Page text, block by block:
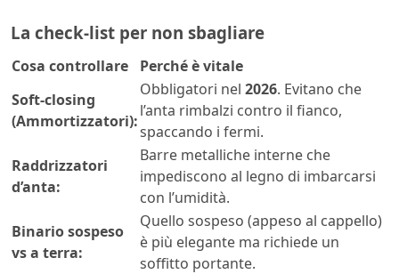
La check-list per non sbagliare
Cosa controllare
Perché è vitale
Soft-closing
(Ammortizzatori):
Obbligatori nel 2026. Evitano che
l’anta rimbalzi contro il fianco,
spaccando i fermi.
Raddrizzatori
d’anta:
Barre metalliche interne che
impediscono al legno di imbarcarsi
con l’umidità.
Binario sospeso
vs a terra:
Quello sospeso (appeso al cappello)
è più elegante ma richiede un
soffitto portante.